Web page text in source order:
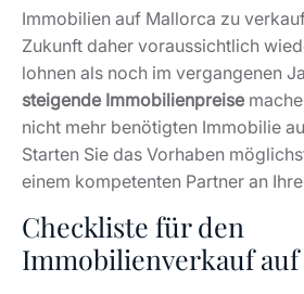
Immobilien auf Mallorca zu
Zukunft daher voraussichtlich
lohnen als noch im vergangenen
steigende Immobilienpreise
nicht mehr benötigten Immobilie
Starten Sie das Vorhaben
einem kompetenten Partner an
Checkliste für den
Immobilienverkauf